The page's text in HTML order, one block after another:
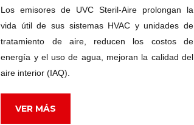
Los emisores de UVC Steril-Aire prolongan la
vida útil de sus sistemas HVAC y unidades de
tratamiento de aire, reducen los costos de
energía y el uso de agua, mejoran la calidad del
aire interior (IAQ).
VER MÁS